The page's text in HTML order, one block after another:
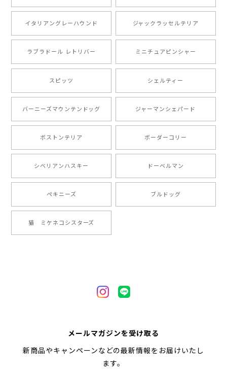
注文受領連絡が無かったのでハラハラしましたが… 可
愛い商品が届きました！大満足です♪
【 自然に囲まれた ポメラニアン 】マグカップ 犬 ペット うちの子 犬グッズ ギフト プレゼント 母の日
とても可愛かったです。６月にももが（17歳）で亡くな
りまして、元気な時の顔がそっくりだったので、注文し
ました。ありがとうございました。
2024/05/22
2024/05/04
2024/05/04
イタリアングレーハウンド ジャックラッセルテリア
ラブラドール レトリバー ミニチュアピンシャー
スピッツ シェルティー
バーニーズマウンテンドッグ ジャーマンシェパード
ボストンテリア ボーダーコリー
シベリアンハスキー ドーベルマン
ペキニーズ ブルドッグ
猫 ミケネコシスターズ
メールマガジンを受け取る
新商品やキャンペーンなどの最新情報をお届けいたし
ます。